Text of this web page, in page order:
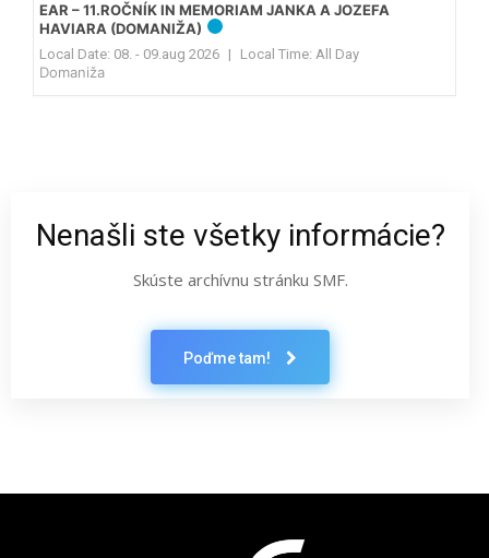
EAR – 11.ROČNÍK IN MEMORIAM JANKA A JOZEFA
HAVIARA (DOMANIŽA)
Local Date: 08. - 09.aug 2026 | Local Time: All Day
Domaniža
Nenašli ste všetky informácie?
Skúste archívnu stránku SMF.
Poďme tam!